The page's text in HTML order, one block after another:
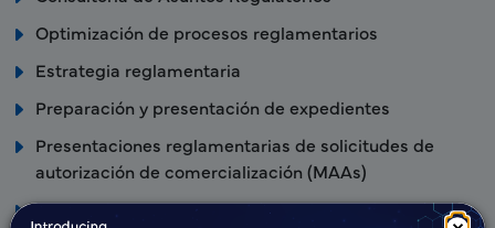
Optimización de procesos reglamentarios
Estrategia reglamentaria
Preparación y presentación de expedientes
Presentaciones reglamentarias de solicitudes de
autorización de comercialización (MAAs)
Farmacovigilancia